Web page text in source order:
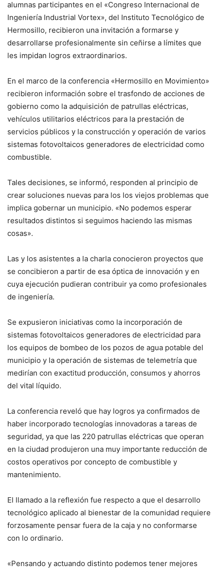
alumnas participantes en el «Congreso Internacional de
Ingeniería Industrial Vortex», del Instituto Tecnológico de
Hermosillo, recibieron una invitación a formarse y
desarrollarse profesionalmente sin ceñirse a límites que
les impidan logros extraordinarios.
En el marco de la conferencia «Hermosillo en Movimiento»
recibieron información sobre el trasfondo de acciones de
gobierno como la adquisición de patrullas eléctricas,
vehículos utilitarios eléctricos para la prestación de
servicios públicos y la construcción y operación de varios
sistemas fotovoltaicos generadores de electricidad como
combustible.
Tales decisiones, se informó, responden al principio de
crear soluciones nuevas para los los viejos problemas que
implica gobernar un municipio. «No podemos esperar
resultados distintos si seguimos haciendo las mismas
cosas».
Las y los asistentes a la charla conocieron proyectos que
se concibieron a partir de esa óptica de innovación y en
cuya ejecución pudieran contribuir ya como profesionales
de ingeniería.
Se expusieron iniciativas como la incorporación de
sistemas fotovoltaicos generadores de electricidad para
los equipos de bombeo de los pozos de agua potable del
municipio y la operación de sistemas de telemetría que
medirían con exactitud producción, consumos y ahorros
del vital líquido.
La conferencia reveló que hay logros ya confirmados de
haber incorporado tecnologías innovadoras a tareas de
seguridad, ya que las 220 patrullas eléctricas que operan
en la ciudad produjeron una muy importante reducción de
costos operativos por concepto de combustible y
mantenimiento.
El llamado a la reflexión fue respecto a que el desarrollo
tecnológico aplicado al bienestar de la comunidad requiere
forzosamente pensar fuera de la caja y no conformarse
con lo ordinario.
«Pensando y actuando distinto podemos tener mejores